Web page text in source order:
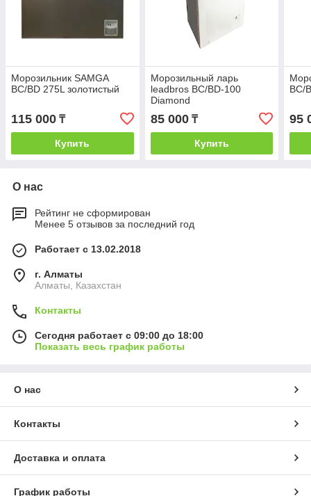
Морозильник SAMGA
BC/BD 275L золотистый
115 000 ₸
Купить
Морозильный ларь
leadbros BC/BD-100
Diamond
85 000₸
Купить
BC/
95
О нас
Рейтинг не сформирован
Менее 5 отзывов за последний год
Работает с 13.02.2018
г. Алматы
Алматы, Казахстан
Контакты
Сегодня работает с 09:00 до 18:00
Показать весь график работы
О нас
Контакты
Доставка и оплата
График работы